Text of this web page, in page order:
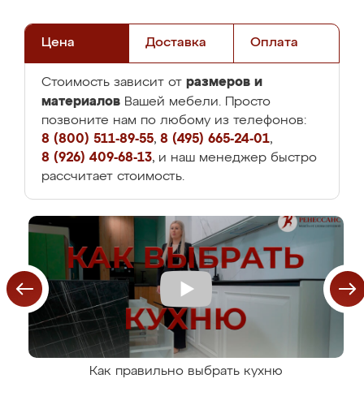
Цена Доставка Оплата
Стоимость зависит от размеров и
материалов Вашей мебели. Просто
позвоните нам по любому из телефонов:
8 (800) 511-89-55, 8 (495) 665-24-01,
8 (926) 409-68-13, и наш менеджер быстро
рассчитает стоимость.
Как правильно выбрать кухню